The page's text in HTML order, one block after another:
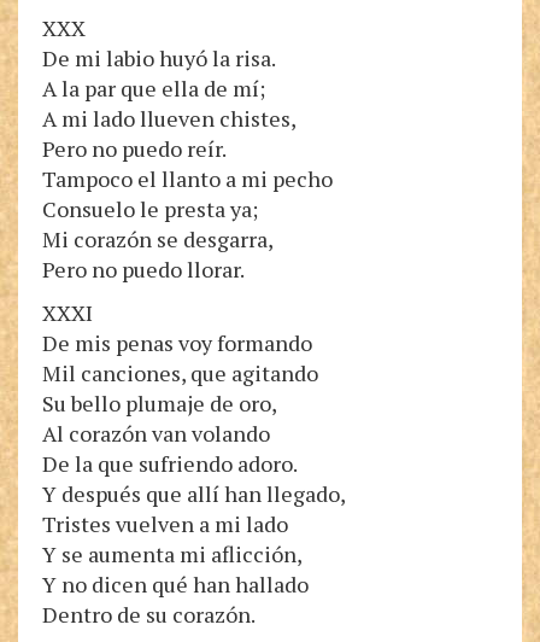
XXX
De mi labio huyó la risa.
A la par que ella de mí;
A mi lado llueven chistes,
Pero no puedo reír.
Tampoco el llanto a mi pecho
Consuelo le presta ya;
Mi corazón se desgarra,
Pero no puedo llorar.
XXXI
De mis penas voy formando
Mil canciones, que agitando
Su bello plumaje de oro,
Al corazón van volando
De la que sufriendo adoro.
Y después que allí han llegado,
Tristes vuelven a mi lado
Y se aumenta mi aflicción,
Y no dicen qué han hallado
Dentro de su corazón.